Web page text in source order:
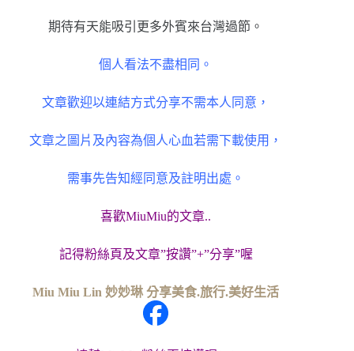
期待有天能吸引更多外賓來台灣過節。
個人看法不盡相同。
文章歡迎以連結方式分享不需本人同意，
文章之圖片及內容為個人心血若需下載使用，
需事先告知經同意及註明出處。
喜歡MiuMiu的文章..
記得粉絲頁及文章”按讚”+”分享”喔
Miu Miu Lin 妙妙琳 分享美食.旅行.美好生活